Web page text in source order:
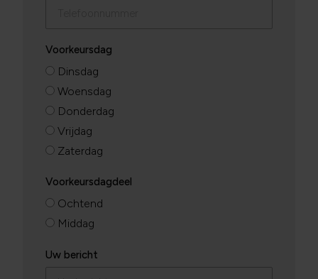
Voorkeursdag
Dinsdag
Woensdag
Donderdag
Vrijdag
Zaterdag
Voorkeursdagdeel
Ochtend
Middag
Uw bericht